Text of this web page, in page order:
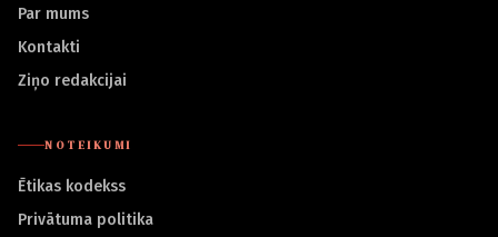
Par mums
Kontakti
Ziņo redakcijai
NOTEIKUMI
Ētikas kodekss
Privātuma politika